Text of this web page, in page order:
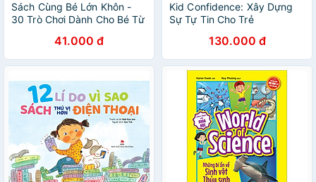
Sách Cùng Bé Lớn Khôn -
30 Trò Chơi Dành Cho Bé Từ
41.000 đ
Kid Confidence: Xây Dựng
Sự Tự Tin Cho Trẻ
130.000 đ